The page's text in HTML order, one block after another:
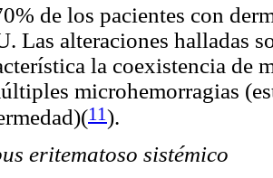
de los pacientes con
Las alteraciones halladas
la coexistencia de
microhemorragias
11).
eritematoso sistémico